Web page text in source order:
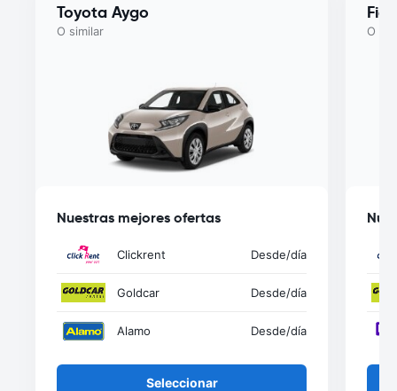
Toyota Aygo
O similar
Nuestras mejores ofertas
Clickrent Desde/día
Goldcar Desde/día
Alamo Desde/día
Seleccionar
O